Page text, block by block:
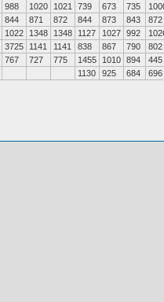
988 1020 1021 739 673 735
844 871 872 844 873 843
872
1022 1348 1348 1127 1027 992
3725 1141 1141 838 867 790
802
767 727 775 1455 1010 894
445
1130 925 684 696